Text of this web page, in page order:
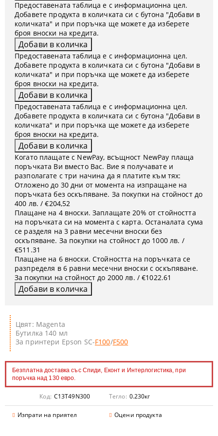
Цвят: Magenta
Бутилка 140 мл
За принтери Epson SC-F100/F500
Безплатна доставка със Спиди, Еконт и Интерлогистика, при
поръчка над 130 евро.
Код: C13T49N300 Тегло: 0.230кг
Изпрати на приятел Оцени продукта
Предоставената таблица е с информационна цел.
Добавете продукта в количката си с бутона "Добави в
количката" и при поръчка ще можете да изберете
броя вноски на кредита.
Предоставената таблица е с информационна цел.
Добавете продукта в количката си с бутона "Добави в
количката" и при поръчка ще можете да изберете
броя вноски на кредита.
Предоставената таблица е с информационна цел.
Добавете продукта в количката си с бутона "Добави в
количката" и при поръчка ще можете да изберете
броя вноски на кредита.
Когато плащате с NewPay, всъщност NewPay плаща
поръчката Ви вместо Вас. Вие я получавате и
разполагате с три начина да я платите към тях:
Отложено до 30 дни от момента на изпращане на
поръчката без оскъпяване. За покупки на стойност до
400 лв. / €204,52
Плащане на 4 вноски. Заплащате 20% от стойността
на поръчката си на момента с карта. Останалата сума
се разделя на 3 равни месечни вноски без
оскъпяване. За покупки на стойност до 1000 лв. /
€511.31
Плащане на 6 вноски. Стойността на поръчката се
разпределя в 6 равни месечни вноски с оскъпяване.
За покупки на стойност до 2000 лв. / €1022.61